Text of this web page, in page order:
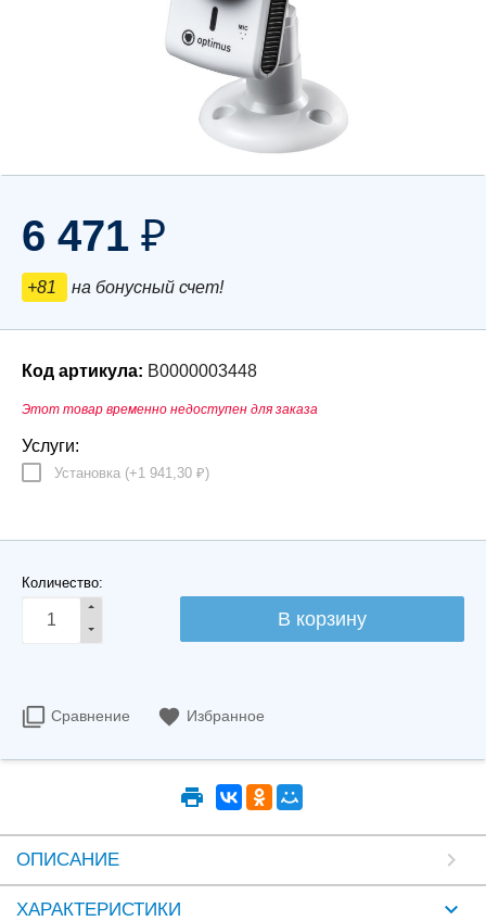
6 471 ₽
+81 на бонусный счет!
Код артикула: В0000003448
Этот товар временно недоступен для заказа
Услуги:
Установка (+1 941,30 ₽)
Количество:
Сравнение Избранное
ОПИСАНИЕ
ХАРАКТЕРИСТИКИ